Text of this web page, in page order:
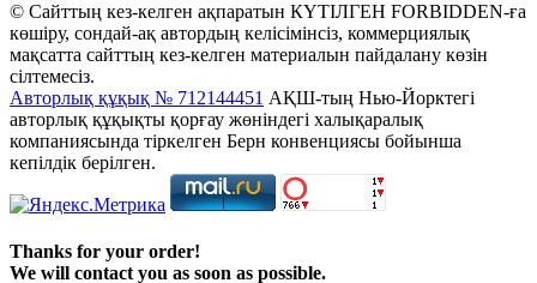
© Сайттың кез-келген ақпаратын КҮТІЛГЕН FORBIDDEN-ға
көшіру, сондай-ақ автордың келісімінсіз, коммерциялық
мақсатта сайттың кез-келген материалын пайдалану көзін
сілтемесіз.
Авторлық құқық № 712144451 АҚШ-тың Нью-Йорктегі
авторлық құқықты қорғау жөніндегі халықаралық
компаниясында тіркелген Берн конвенциясы бойынша
кепілдік берілген.
Thanks for your order!
We will contact you as soon as possible.